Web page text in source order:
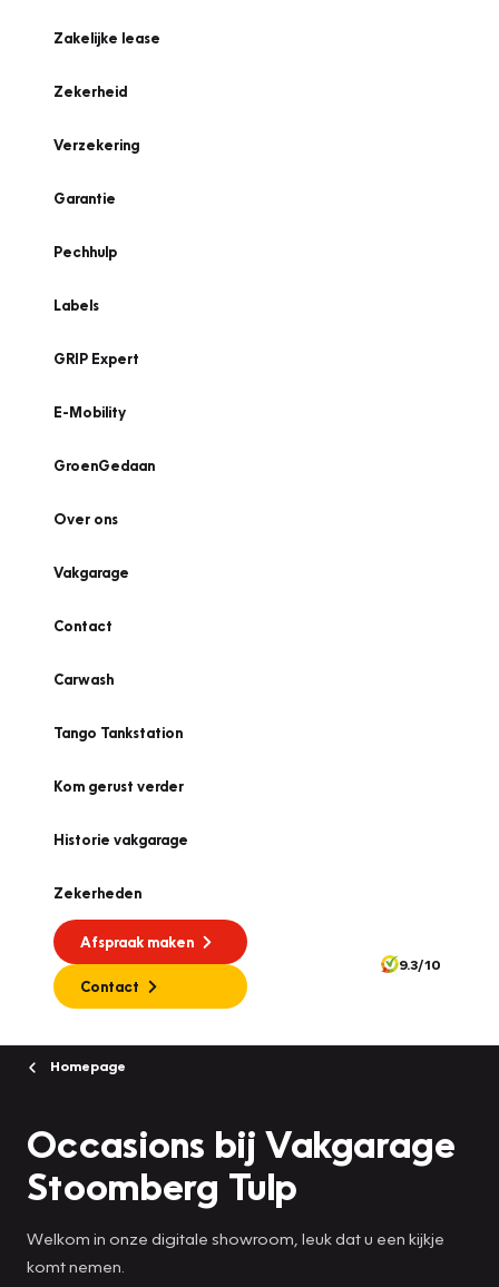
Zakelijke lease
Zekerheid
Verzekering
Garantie
Pechhulp
Labels
GRIP Expert
E-Mobility
GroenGedaan
Over ons
Vakgarage
Contact
Carwash
Tango Tankstation
Kom gerust verder
Historie vakgarage
Zekerheden
Afspraak maken
Contact
9.3/10
Homepage
Occasions bij Vakgarage
Stoomberg Tulp
Welkom in onze digitale showroom, leuk dat u een kijkje
komt nemen.